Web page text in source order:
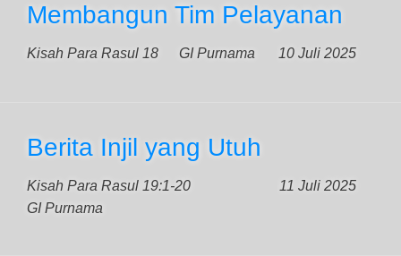
Membangun Tim Pelayanan
Kisah Para Rasul 18 10 Juli 2025
GI Purnama
Berita Injil yang Utuh
Kisah Para Rasul 19:1-20
11 Juli 2025
GI Purnama